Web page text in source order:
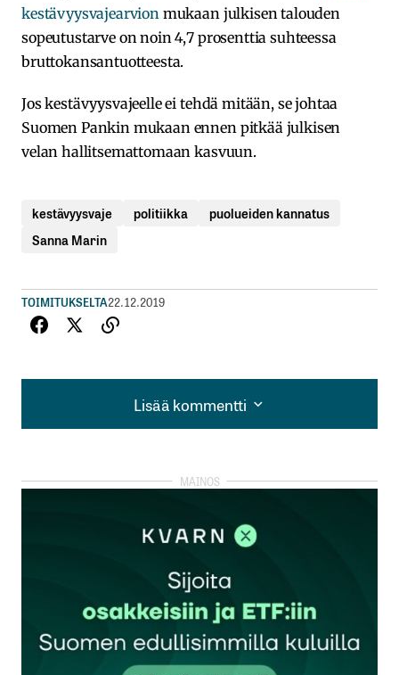
kestävyysvajearvionmukaan julkisen talouden
sopeutustarve on noin 4,7 prosenttia suhteessa
bruttokansantuotteesta.
Jos kestävyysvajeelle ei tehdä mitään, se johtaa
Suomen Pankin mukaan ennen pitkää julkisen
velan hallitsemattomaan kasvuun.
kestävyysvaje politiikka
puolueiden kannatus
Sanna Marin
TOIMITUKSELTA22.12.2019
Lisää kommentti
Lisää kommentti
kirjautua
rekisteröityä
Sähköpostiosoitettasi ei julkaista.Pakolliset